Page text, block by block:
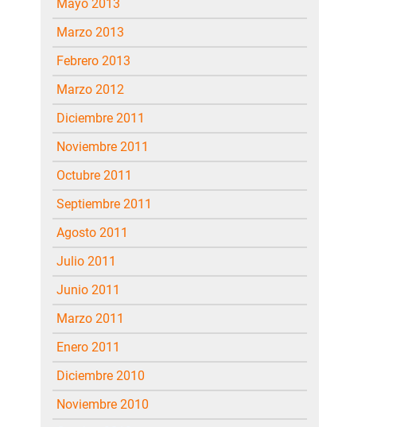
mayo 2013
marzo 2013
febrero 2013
marzo 2012
diciembre 2011
noviembre 2011
octubre 2011
septiembre 2011
agosto 2011
julio 2011
junio 2011
marzo 2011
enero 2011
diciembre 2010
noviembre 2010